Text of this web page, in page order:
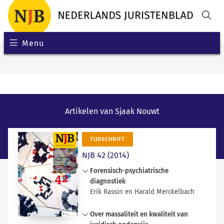
Menu
Artikelen van Sjaak Nouwt
TIJDSCHRIFT
NJB 42 (2014)
Forensisch-psychiatrische
diagnostiek
Erik Rassin en Harald Merckelbach
en vierde hoofdvraag uit artikel 350
Over massaliteit en kwaliteit van